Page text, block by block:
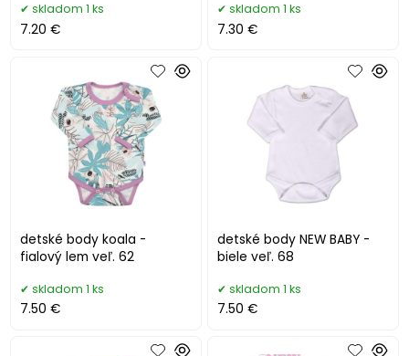
skladom 1 ks
7.20 €
skladom 1 ks
7.30 €
detské body koala -
fialový lem veľ. 62
skladom 1 ks
7.50 €
detské body NEW BABY -
biele veľ. 68
skladom 1 ks
7.50 €